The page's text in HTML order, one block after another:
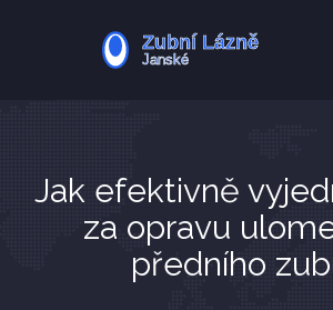
Zotavení po extrakci
Jak efektivně
za opravu
předního